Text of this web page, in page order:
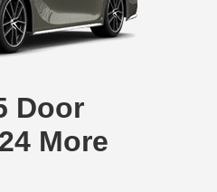
Door
More